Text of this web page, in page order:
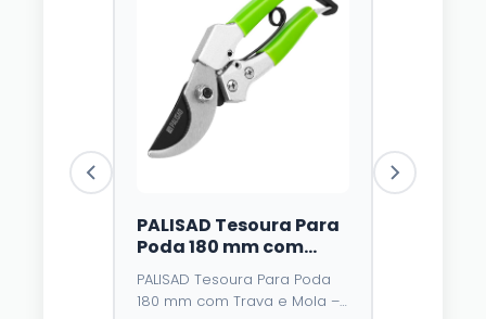
PALISAD Tesoura Para
Poda 180 mm com
Trava e Mola – Lâmina
de Aço У8 e Cabo
Emborrachado
PALISAD Tesoura Para Poda
180 mm com Trava e Mola –